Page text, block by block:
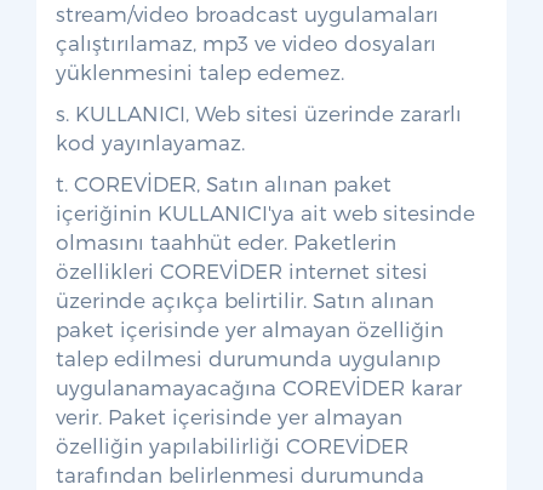
stream/video broadcast uygulamaları
çalıştırılamaz, mp3 ve video dosyaları
yüklenmesini talep edemez.
s. KULLANICI, Web sitesi üzerinde zararlı
kod yayınlayamaz.
t. COREVİDER, Satın alınan paket
içeriğinin KULLANICI'ya ait web sitesinde
olmasını taahhüt eder. Paketlerin
özellikleri COREVİDER internet sitesi
üzerinde açıkça belirtilir. Satın alınan
paket içerisinde yer almayan özelliğin
talep edilmesi durumunda uygulanıp
uygulanamayacağına COREVİDER karar
verir. Paket içerisinde yer almayan
özelliğin yapılabilirliği COREVİDER
tarafından belirlenmesi durumunda